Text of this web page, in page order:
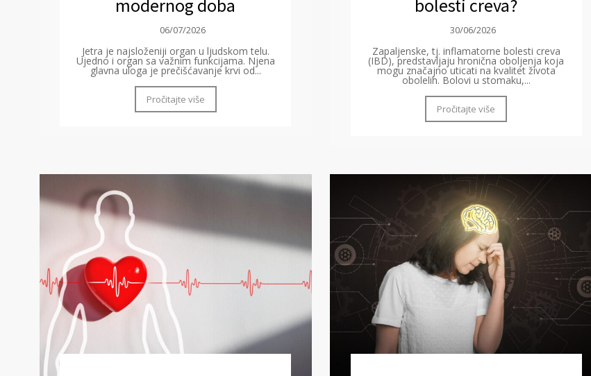
modernog doba
06/07/2026
Jetra je najsloženiji organ u ljudskom telu.
Ujedno i organ sa važnim funkcijama. Njena
glavna uloga je prečišćavanje krvi od...
Pročitajte više
bolesti creva?
30/06/2026
Zapaljenske, tj. inflamatorne bolesti creva
(IBD), predstavljaju hronična oboljenja koja
mogu značajno uticati na kvalitet života
obolelih. Bolovi u stomaku,...
Pročitajte više